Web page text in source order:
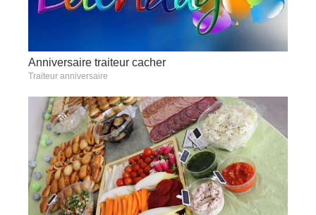
Anniversaire traiteur cacher
Traiteur anniversaire